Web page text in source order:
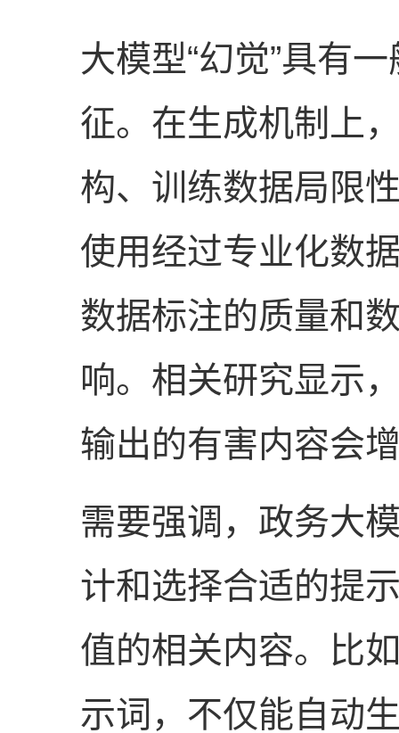
大模型“幻觉”具有
征。在生成机制上
构、训练数据局限
使用经过专业化数
数据标注的质量和
响。相关研究显示
输出的有害内容会
需要强调，政务大
计和选择合适的提
值的相关内容。比
示词，不仅能自动